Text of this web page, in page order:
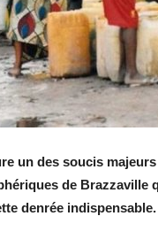
un des soucis
de Brazzaville
denrée indispensable.